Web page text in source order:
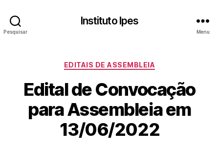
Pesquisar
Instituto Ipes
Menu
Categorias
EDITAIS DE ASSEMBLEIA
Edital de Convocação
para Assembleia em
13/06/2022